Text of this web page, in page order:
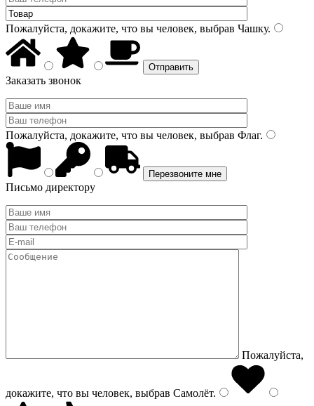
Пожалуйста, докажите, что вы человек, выбрав Чашку.
Заказать звонок
Пожалуйста, докажите, что вы человек, выбрав Флаг.
Письмо директору
Пожалуйста,
докажите, что вы человек, выбрав Самолёт.